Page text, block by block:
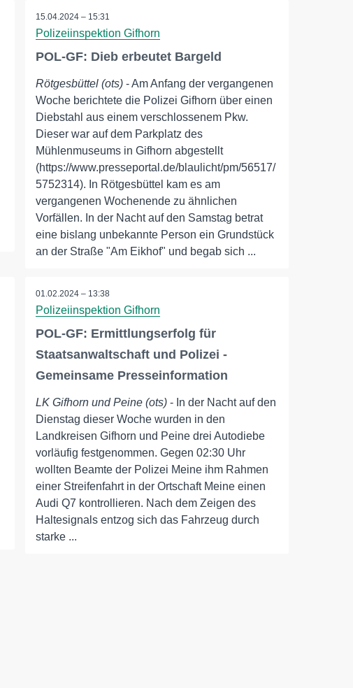
15.04.2024 – 15:31
Polizeiinspektion Gifhorn
POL-GF: Dieb erbeutet Bargeld
Rötgesbüttel (ots) - Am Anfang der vergangenen
Woche berichtete die Polizei Gifhorn über einen
Diebstahl aus einem verschlossenem Pkw.
Dieser war auf dem Parkplatz des
Mühlenmuseums in Gifhorn abgestellt
(https://www.presseportal.de/blaulicht/pm/56517/
5752314). In Rötgesbüttel kam es am
vergangenen Wochenende zu ähnlichen
Vorfällen. In der Nacht auf den Samstag betrat
eine bislang unbekannte Person ein Grundstück
an der Straße "Am Eikhof" und begab sich ...
01.02.2024 – 13:38
Polizeiinspektion Gifhorn
POL-GF: Ermittlungserfolg für
Staatsanwaltschaft und Polizei -
Gemeinsame Presseinformation
LK Gifhorn und Peine (ots) - In der Nacht auf den
Dienstag dieser Woche wurden in den
Landkreisen Gifhorn und Peine drei Autodiebe
vorläufig festgenommen. Gegen 02:30 Uhr
wollten Beamte der Polizei Meine ihm Rahmen
einer Streifenfahrt in der Ortschaft Meine einen
Audi Q7 kontrollieren. Nach dem Zeigen des
Haltesignals entzog sich das Fahrzeug durch
starke ...